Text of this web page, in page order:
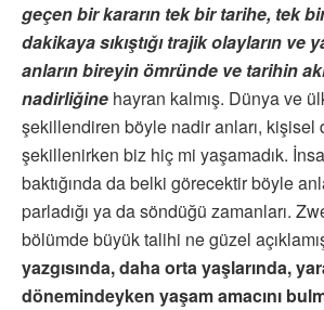
geçen bir kararın tek bir tarihe, tek
dakikaya sıkıştığı trajik olayların ve
anların bireyin ömründe ve tarihin
nadirliğine hayran kalmış. Dünya ve
şekillendiren böyle nadir anları, kişisel
şekillenirken biz hiç mi yaşamadık.
baktığında da belki görecektir böyle
parladığı ya da söndüğü zamanları.
bölümde büyük talihi ne güzel
yazgısında, daha orta yaşlarında,
dönemindeyken yaşam amacını